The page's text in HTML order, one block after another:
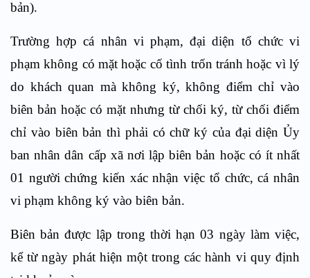
bản).
Trường hợp cá nhân vi phạm, đại diện tổ chức vi
phạm không có mặt hoặc cố tình trốn tránh hoặc vì lý
do khách quan mà không ký, không điểm chỉ vào
biên bản hoặc có mặt nhưng từ chối ký, từ chối điểm
chỉ vào biên bản thì phải có chữ ký của đại diện Ủy
ban nhân dân cấp xã nơi lập biên bản hoặc có ít nhất
01 người chứng kiến xác nhận việc tổ chức, cá nhân
vi phạm không ký vào biên bản.
Biên bản được lập trong thời hạn 03 ngày làm việc,
kể từ ngày phát hiện một trong các hành vi quy định